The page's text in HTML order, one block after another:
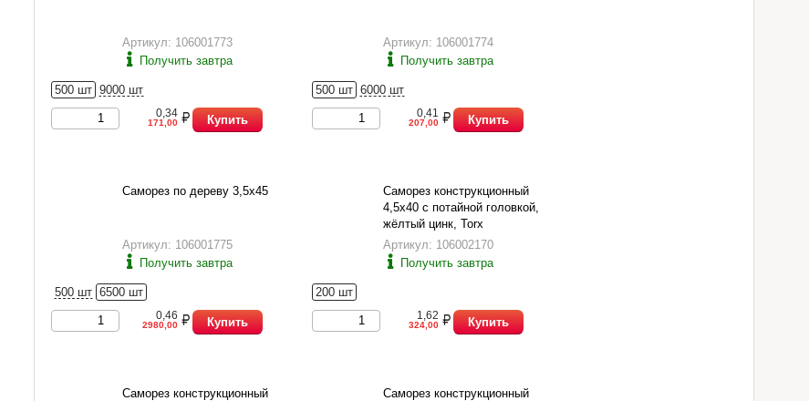
Артикул: 106001773
Получить завтра
500 шт 9000 шт
0,34
171,00 Купить
Артикул: 106001774
Получить завтра
500 шт 6000 шт
0,41
207,00 Купить
Саморез по дереву 3,5х45
Артикул: 106001775
Получить завтра
500 шт 6500 шт
0,46
2980,00 Купить
Саморез конструкционный
4,5х40 с потайной головкой,
жёлтый цинк, Torx
Артикул: 106002170
Получить завтра
200 шт
1,62
324,00 Купить
Саморез конструкционный
Саморез конструкционный